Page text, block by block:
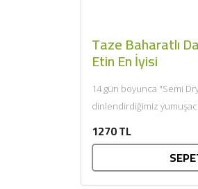
Taze Baharatlı
Etin En İyisi
14 gün boyunca "Semi
dinlendirdiğimiz
arttırıp...
1270 TL